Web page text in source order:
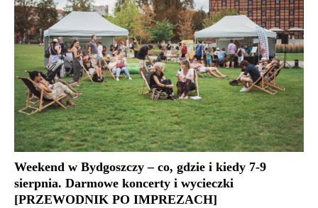
Weekend w Bydgoszczy – co, gdzie i kiedy 7-9
sierpnia. Darmowe koncerty i wycieczki
[PRZEWODNIK PO IMPREZACH]